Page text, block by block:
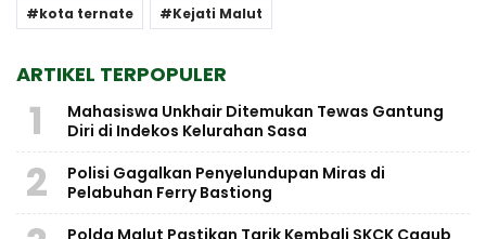
kota ternate
Kejati Malut
ARTIKEL TERPOPULER
1
Mahasiswa Unkhair Ditemukan Tewas Gantung
Diri di Indekos Kelurahan Sasa
2
Polisi Gagalkan Penyelundupan Miras di
Pelabuhan Ferry Bastiong
Polda Malut Pastikan Tarik Kembali SKCK Cagub